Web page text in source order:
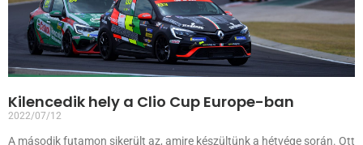
Kilencedik hely a Clio Cup Europe-ban
2022/07/12
A második futamon sikerült az, amire készültünk a hétvége során. Ott